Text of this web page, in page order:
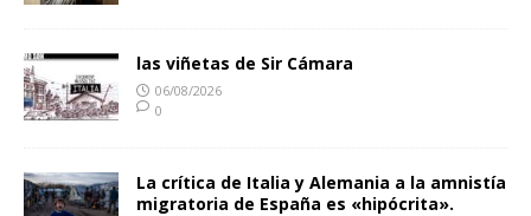
las viñetas de Sir Cámara
06/08/2026
0
La crítica de Italia y Alemania a la amnistía
migratoria de España es «hipócrita».